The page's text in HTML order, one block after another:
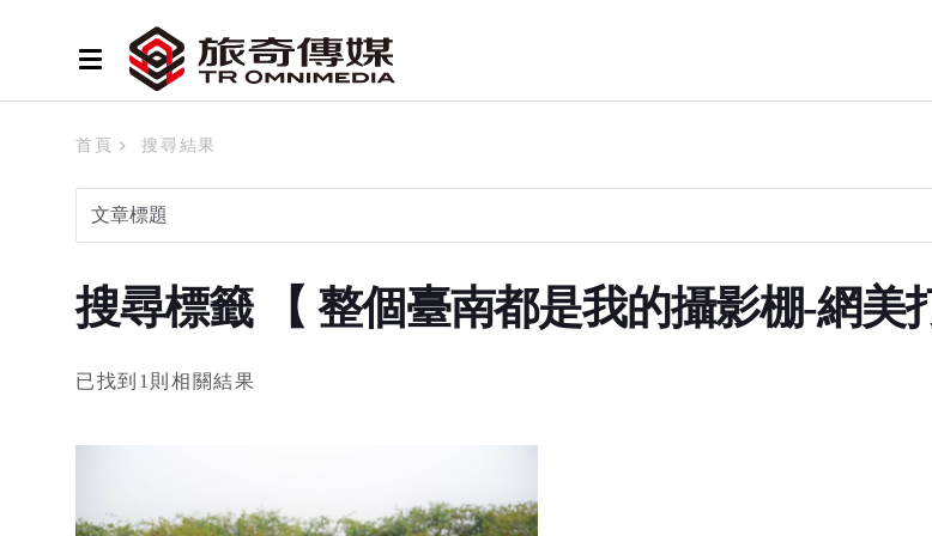
首頁 搜尋結果
搜尋標籤 【 整個臺南都是我的攝影棚-網美
已找到1則相關結果